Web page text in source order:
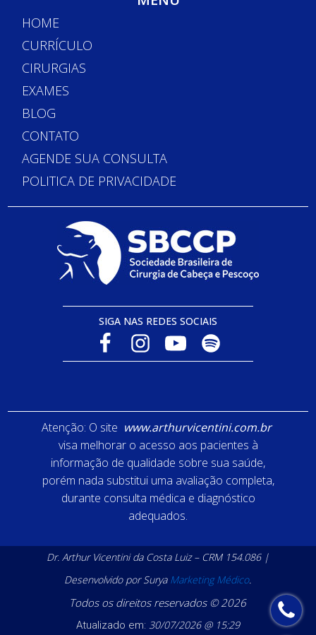
HOME
CURRÍCULO
CIRURGIAS
EXAMES
BLOG
CONTATO
AGENDE SUA CONSULTA
POLITICA DE PRIVACIDADE
SIGA NAS REDES SOCIAIS
Atenção: O site www.arthurvicentini.com.br
visa melhorar o acesso aos pacientes à
informação de qualidade sobre sua saúde,
porém nada substitui uma avaliação completa,
durante consulta médica e diagnóstico
adequados.
Dr. Arthur Vicentini da Costa Luiz – CRM 154.086 |
Desenvolvido por Surya Marketing Médico.
Todos os direitos reservados © 2026
Atualizado em: 30/07/2026 @ 15:29